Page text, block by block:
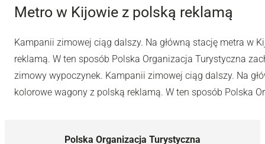
Metro w Kijowie z polską reklamą
Kampanii zimowej ciąg dalszy. Na główną stację metra w
reklamą. W ten sposób Polska Organizacja Turystyczna
zimowy wypoczynek. Kampanii zimowej ciąg dalszy. Na
kolorowe wagony z polską reklamą. W ten sposób Polska
Polska Organizacja Turystyczna